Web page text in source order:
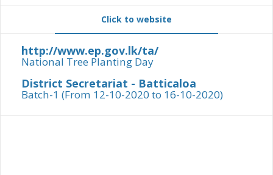
Click to website
http://www.ep.gov.lk/ta/
National Tree Planting Day
District Secretariat - Batticaloa
Batch-1 (From 12-10-2020 to 16-10-2020)